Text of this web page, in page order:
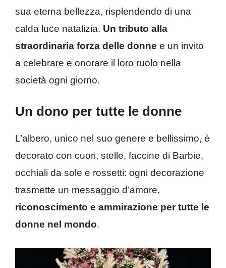
sua eterna bellezza, risplendendo di una
calda luce natalizia. Un tributo alla
straordinaria forza delle donne e un invito
a celebrare e onorare il loro ruolo nella
società ogni giorno.
Un dono per tutte le donne
L’albero, unico nel suo genere e bellissimo, è
decorato con cuori, stelle, faccine di Barbie,
occhiali da sole e rossetti: ogni decorazione
trasmette un messaggio d’amore,
riconoscimento e ammirazione per tutte le
donne nel mondo.